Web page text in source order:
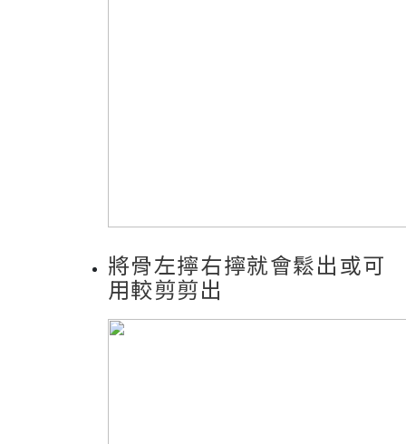
將骨左擰右擰就會鬆出或可
用較剪剪出